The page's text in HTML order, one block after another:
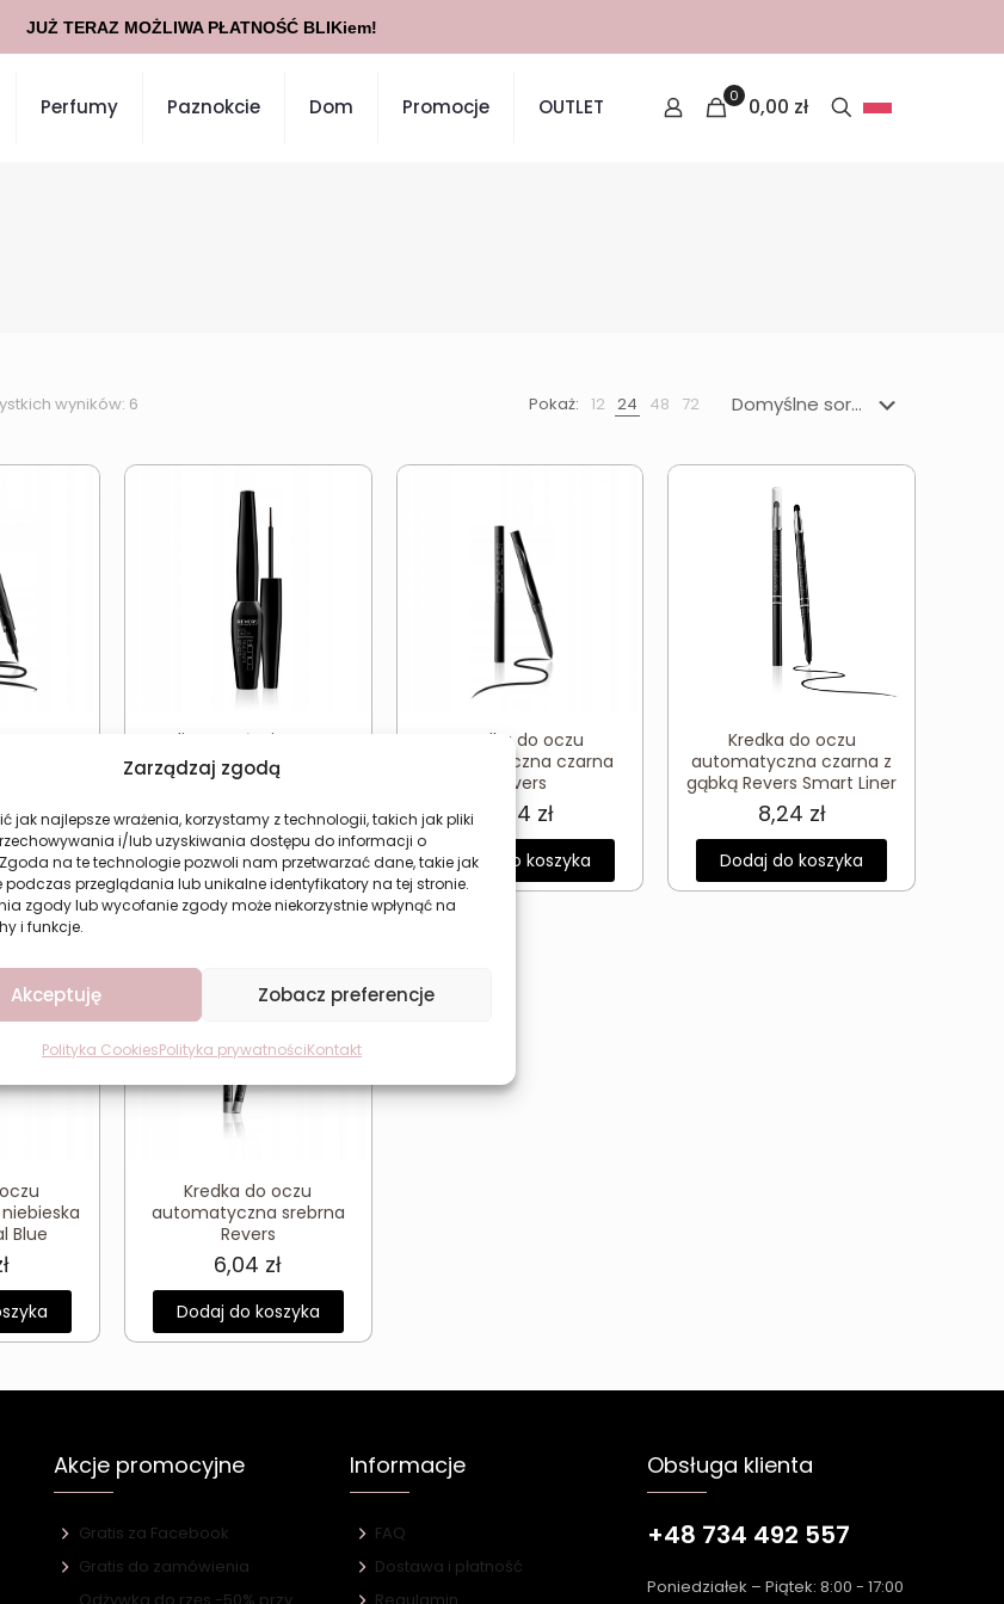
Zarządzaj zgodą
jak najlepsze wrażenia, korzystamy z technologii, takich jak pliki
i/lub uzyskiwania dostępu do informacji o
na te technologie pozwoli nam przetwarzać dane, takie jak
podczas przeglądania lub unikalne identyfikatory na tej stronie.
zgody lub wycofanie zgody może niekorzystnie wpłynąć na
i funkcje.
Akceptuję Zobacz preferencje
Polityka CookiesPolityka prywatnościKontakt
Perfumy Paznokcie Dom Promocje OUTLET 0 0,00 zł
wyników: 6 Pokaż: 12 24 48 72
czarny
Eyeliner w płynie czarny
Revers LONG LASTING
COLOR
12,84zł
Dodaj do koszyka
Kredka do oczu
automatyczna czarna
Revers
6,04 zł
Dodaj do koszyka
Kredka do oczu
automatyczna czarna z
gąbką Revers Smart Liner
8,24 zł
Dodaj do koszyka
Blue
Kredka do oczu
automatyczna srebrna
Revers
6,04 zł
Dodaj do koszyka
Akcje promocyjne
Gratis za Facebook
Gratis do zamówienia
Odżywka do rzęs -50% przy
Informacje
FAQ
Dostawa i płatność
Regulamin
Obsługa klienta
+48 734 492 557
Poniedziałek – Piątek: 8:00 - 17:00
JUŻ TERAZ MOŻLIWA PŁATNOŚĆ BLIKiem!